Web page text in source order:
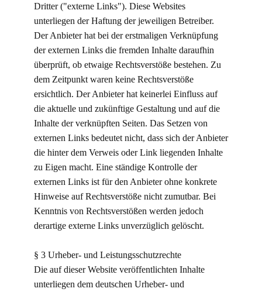
Dritter ("externe Links"). Diese Websites
unterliegen der Haftung der jeweiligen Betreiber.
Der Anbieter hat bei der erstmaligen Verknüpfung
der externen Links die fremden Inhalte daraufhin
überprüft, ob etwaige Rechtsverstöße bestehen. Zu
dem Zeitpunkt waren keine Rechtsverstöße
ersichtlich. Der Anbieter hat keinerlei Einfluss auf
die aktuelle und zukünftige Gestaltung und auf die
Inhalte der verknüpften Seiten. Das Setzen von
externen Links bedeutet nicht, dass sich der Anbieter
die hinter dem Verweis oder Link liegenden Inhalte
zu Eigen macht. Eine ständige Kontrolle der
externen Links ist für den Anbieter ohne konkrete
Hinweise auf Rechtsverstöße nicht zumutbar. Bei
Kenntnis von Rechtsverstößen werden jedoch
derartige externe Links unverzüglich gelöscht.
§ 3 Urheber- und Leistungsschutzrechte
Die auf dieser Website veröffentlichten Inhalte
unterliegen dem deutschen Urheber- und